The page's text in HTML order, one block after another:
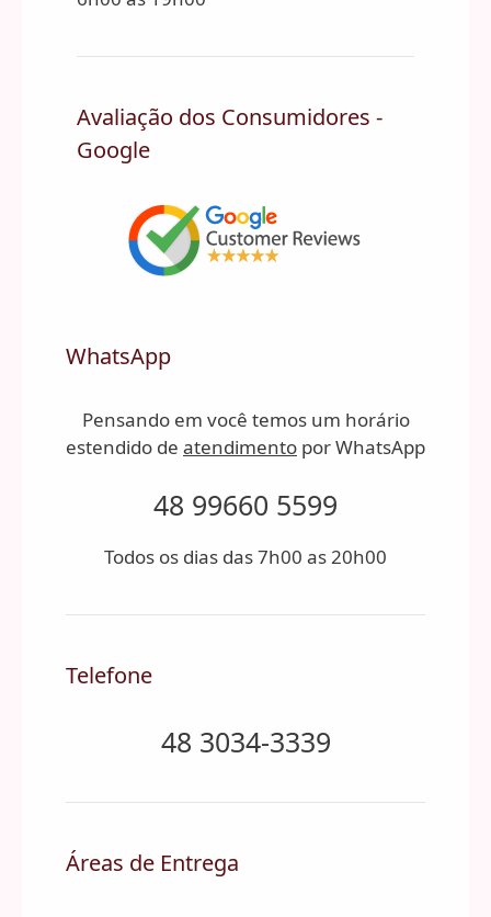
Avaliação dos Consumidores -
Google
WhatsApp
Pensando em você temos um horário
estendido de atendimento por WhatsApp
48 99660 5599
Todos os dias das 7h00 as 20h00
Telefone
48 3034-3339
Áreas de Entrega